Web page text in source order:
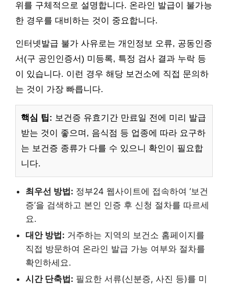
위를 구체적으로 설명합니다. 온라인 발급이 불가능
한 경우를 대비하는 것이 중요합니다.
인터넷발급 불가 사유로는 개인정보 오류, 공동인증
서(구 공인인증서) 미등록, 특정 검사 결과 누락 등
이 있습니다. 이런 경우 해당 보건소에 직접 문의하
는 것이 가장 빠릅니다.
핵심 팁: 보건증 유효기간 만료일 전에 미리 발급
받는 것이 좋으며, 음식점 등 업종에 따라 요구하
는 보건증 종류가 다를 수 있으니 확인이 필요합
니다.
최우선 방법: 정부24 웹사이트에 접속하여 ‘보건
증’을 검색하고 본인 인증 후 신청 절차를 따르세
요.
대안 방법: 거주하는 지역의 보건소 홈페이지를
직접 방문하여 온라인 발급 가능 여부와 절차를
확인하세요.
시간 단축법: 필요한 서류(신분증, 사진 등)를 미